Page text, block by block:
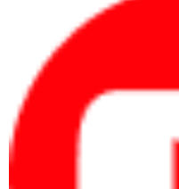
pin tốt, bảo
chuyên
Quy trình xác định
Xác định
quản lý, kỹ